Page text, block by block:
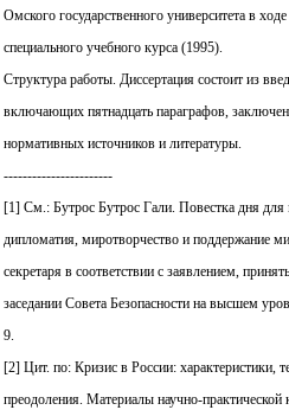
Омского государственного университета в
специального учебного курса (1995).
Структура работы. Диссертация состоит из
включающих пятнадцать параграфов,
нормативных источников и литературы.
-----------------------
[1] См.: Бутрос Бутрос Гали. Повестка дня для
дипломатия, миротворчество и поддержание
секретаря в соответствии с заявлением,
заседании Совета Безопасности на высшем
9.
[2] Цит. по: Кризис в России: характеристики,
преодоления. Материалы научно-